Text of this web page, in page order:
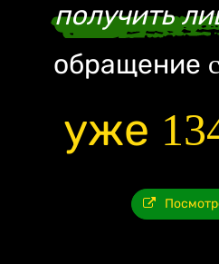
получить
обращение
уже